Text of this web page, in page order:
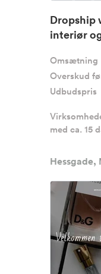
Dropship
interiør
Omsætning
Overskud
Udbudspris
med ca. 15